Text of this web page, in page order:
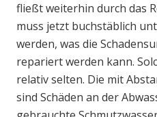
fließt weiterhin durch das
muss jetzt buchstäblich
werden, was die
repariert werden kann.
relativ selten. Die mit
sind Schäden an der